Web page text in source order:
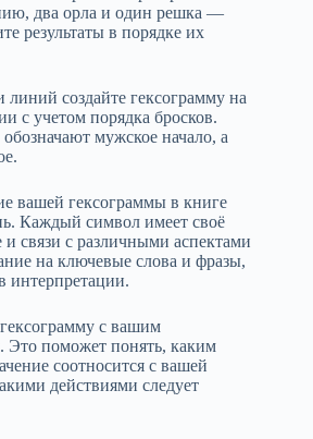
два орла и один решка —
результаты в порядке их
создайте гексограмму на
с учетом порядка бросков.
мужское начало, а
вашей гексограммы в книге
Каждый символ имеет своё
и связи с различными аспектами
на ключевые слова и фразы,
интерпретации.
с вашим
Это поможет понять, каким
соотносится с вашей
действиями следует